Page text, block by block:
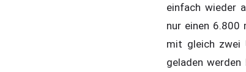
einfach wieder
nur einen 6.800
mit gleich zwei
geladen werden